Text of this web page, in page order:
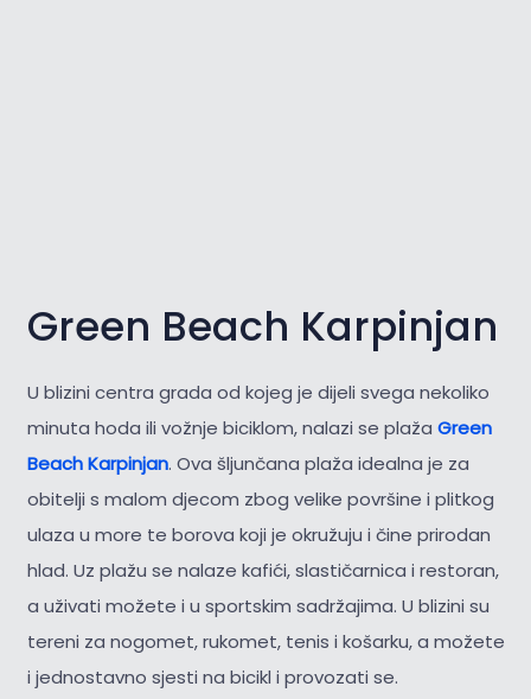
Green Beach Karpinjan
U blizini centra grada od kojeg je dijeli svega nekoliko
minuta hoda ili vožnje biciklom, nalazi se plaža Green
Beach Karpinjan. Ova šljunčana plaža idealna je za
obitelji s malom djecom zbog velike površine i plitkog
ulaza u more te borova koji je okružuju i čine prirodan
hlad. Uz plažu se nalaze kafići, slastičarnica i restoran,
a uživati možete i u sportskim sadržajima. U blizini su
tereni za nogomet, rukomet, tenis i košarku, a možete
i jednostavno sjesti na bicikl i provozati se.